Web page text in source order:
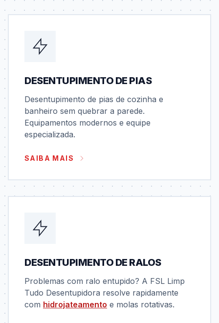
DESENTUPIMENTO DE PIAS
Desentupimento de pias de cozinha e
banheiro sem quebrar a parede.
Equipamentos modernos e equipe
especializada.
SAIBA MAIS
DESENTUPIMENTO DE RALOS
Problemas com ralo entupido? A FSL Limp
Tudo Desentupidora resolve rapidamente
com hidrojateamento e molas rotativas.